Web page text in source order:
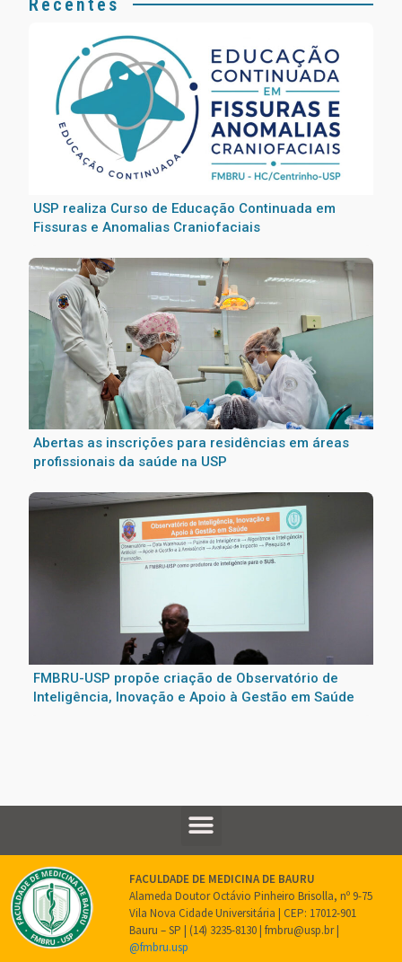
Recentes
USP realiza Curso de Educação Continuada em
Fissuras e Anomalias Craniofaciais
Abertas as inscrições para residências em áreas
profissionais da saúde na USP
FMBRU-USP propõe criação de Observatório de
Inteligência, Inovação e Apoio à Gestão em Saúde
FACULDADE DE MEDICINA DE BAURU
Alameda Doutor Octávio Pinheiro Brisolla, nº 9-75
Vila Nova Cidade Universitária | CEP: 17012-901
Bauru – SP | (14) 3235-8130 | fmbru@usp.br |
@fmbru.usp